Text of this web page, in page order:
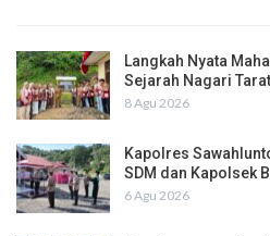
Langkah Nyata
Sejarah Nagari
8 Agu 2026
Kapolres
SDM dan Kapolsek
6 Agu 2026